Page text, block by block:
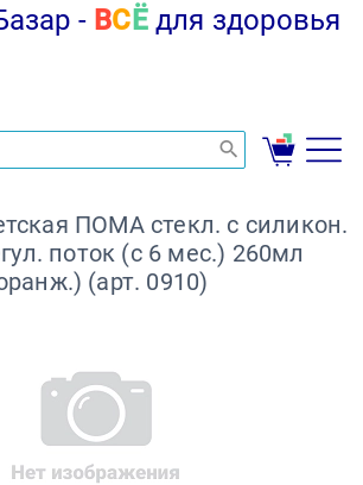
- ВС Ёдля здоровья
ПОМА стекл. с силикон.
поток (с 6 мес.) 260мл
(арт. 0910)